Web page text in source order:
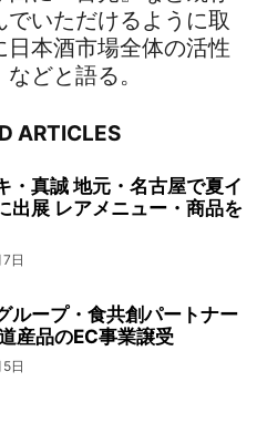
いただけるように取
日本酒市場全体の活性
どと語る。
ARTICLES
・真誠 地元・名古屋で夏イ
出展 レアメニュー・商品を
日
ループ・食共創パートナー
産品のEC事業譲受
日